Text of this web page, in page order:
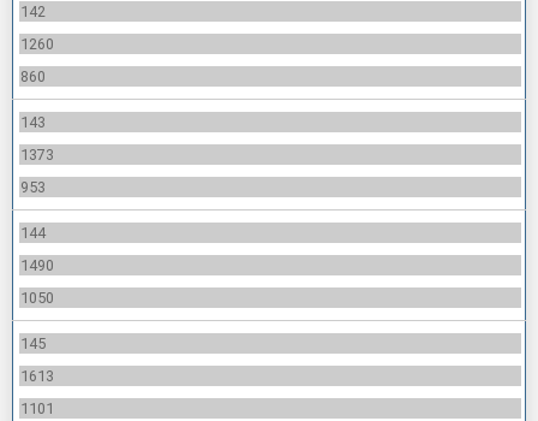
142
1260
860
143
1373
953
144
1490
1050
145
1613
1101